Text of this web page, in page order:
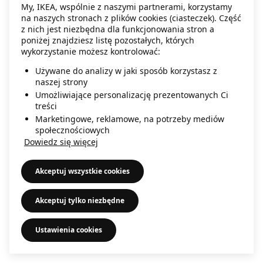
information).
My, IKEA, wspólnie z naszymi partnerami, korzystamy
na naszych stronach z plików cookies (ciasteczek). Część
z nich jest niezbędna dla funkcjonowania stron a
poniżej znajdziesz listę pozostałych, których
wykorzystanie możesz kontrolować:
Używane do analizy w jaki sposób korzystasz z
naszej strony
Umożliwiające personalizację prezentowanych Ci
treści
Marketingowe, reklamowe, na potrzeby mediów
społecznościowych
Dowiedz się więcej
Akceptuj wszystkie cookies
Akceptuj tylko niezbędne
Ustawienia cookies